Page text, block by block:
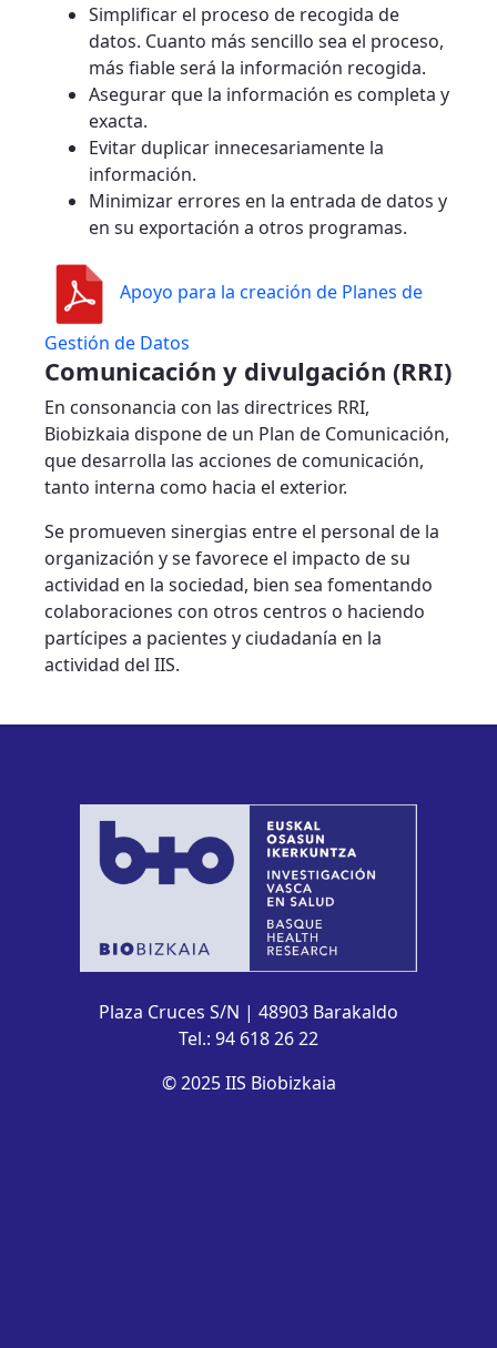
Simplificar el proceso de recogida de
datos. Cuanto más sencillo sea el proceso,
más fiable será la información recogida.
Asegurar que la información es completa y
exacta.
Evitar duplicar innecesariamente la
información.
Minimizar errores en la entrada de datos y
en su exportación a otros programas.
Apoyo para la creación de Planes de
Gestión de Datos
Comunicación y divulgación (RRI)
En consonancia con las directrices RRI,
Biobizkaia dispone de un Plan de Comunicación,
que desarrolla las acciones de comunicación,
tanto interna como hacia el exterior.
Se promueven sinergias entre el personal de la
organización y se favorece el impacto de su
actividad en la sociedad, bien sea fomentando
colaboraciones con otros centros o haciendo
partícipes a pacientes y ciudadanía en la
actividad del IIS.
Plaza Cruces S/N | 48903 Barakaldo
Tel.: 94 618 26 22
© 2025 IIS Biobizkaia